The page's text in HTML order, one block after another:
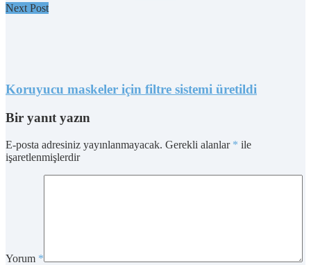
Next Post
Koruyucu maskeler için filtre sistemi üretildi
Bir yanıt yazın
E-posta adresiniz yayınlanmayacak. Gerekli alanlar * ile
işaretlenmişlerdir
Yorum *